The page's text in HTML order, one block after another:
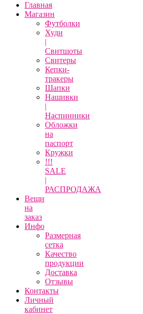
Главная
Магазин
Футболки
Худи
|
Свитшоты
Свитеры
Кепки-
тракеры
Шапки
Нашивки
|
Наспинники
Обложки
на
паспорт
Кружки
!!!
SALE
|
РАСПРОДАЖА
Вещи
на
заказ
Инфо
Размерная
сетка
Качество
продукции
Доставка
Отзывы
Контакты
Личный
кабинет